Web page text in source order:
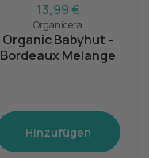
13,99 €
Organicera
Organic Babyhut -
Bordeaux Melange
Hinzufügen